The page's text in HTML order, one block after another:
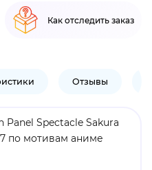
Как отследить заказ
Отзывы
Spectacle Sakura
по мотивам аниме